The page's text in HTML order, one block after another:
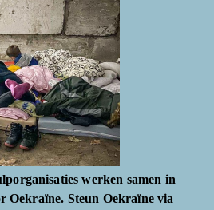
werken samen in
Oekraïne. Steun Oekraïne via